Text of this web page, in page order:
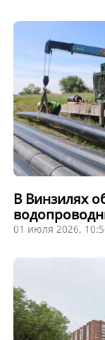
В Винзилях
01 июля 2026,